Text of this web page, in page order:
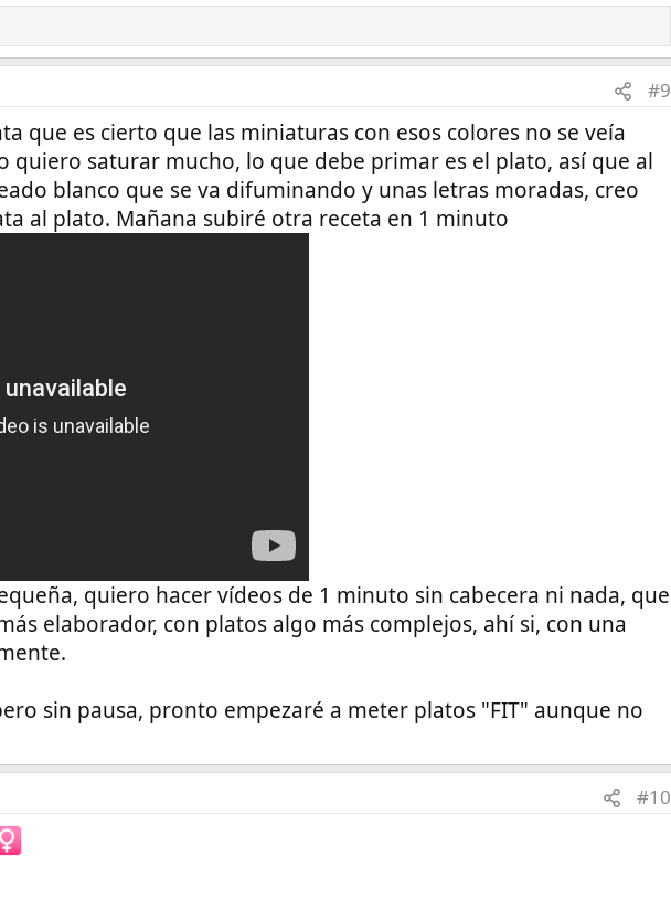
#9
que es cierto que las miniaturas con esos colores no se veía
quiero saturar mucho, lo que debe primar es el plato, así que al
blanco que se va difuminando y unas letras moradas, creo
al plato. Mañana subiré otra receta en 1 minuto
quiero hacer vídeos de 1 minuto sin cabecera ni nada, que
elaborador, con platos algo más complejos, ahí si, con una
sin pausa, pronto empezaré a meter platos "FIT" aunque no
#10